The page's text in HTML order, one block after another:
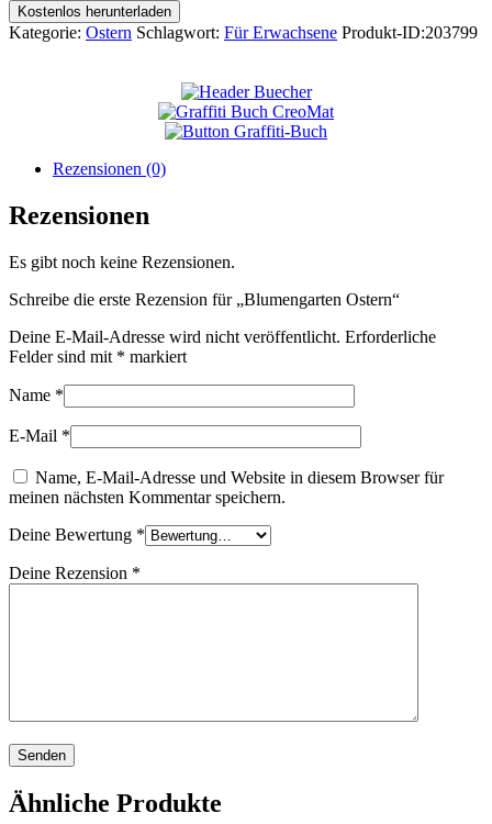
Kostenlos herunterladen
Kategorie: Ostern Schlagwort: Für Erwachsene Produkt-ID:203799
Rezensionen (0)
Rezensionen
Es gibt noch keine Rezensionen.
Schreibe die erste Rezension für „Blumengarten Ostern“
Deine E-Mail-Adresse wird nicht veröffentlicht. Erforderliche
Felder sind mit * markiert
Name *
E-Mail *
Name, E-Mail-Adresse und Website in diesem Browser für
meinen nächsten Kommentar speichern.
Deine Bewertung *
Deine Rezension *
Ähnliche Produkte